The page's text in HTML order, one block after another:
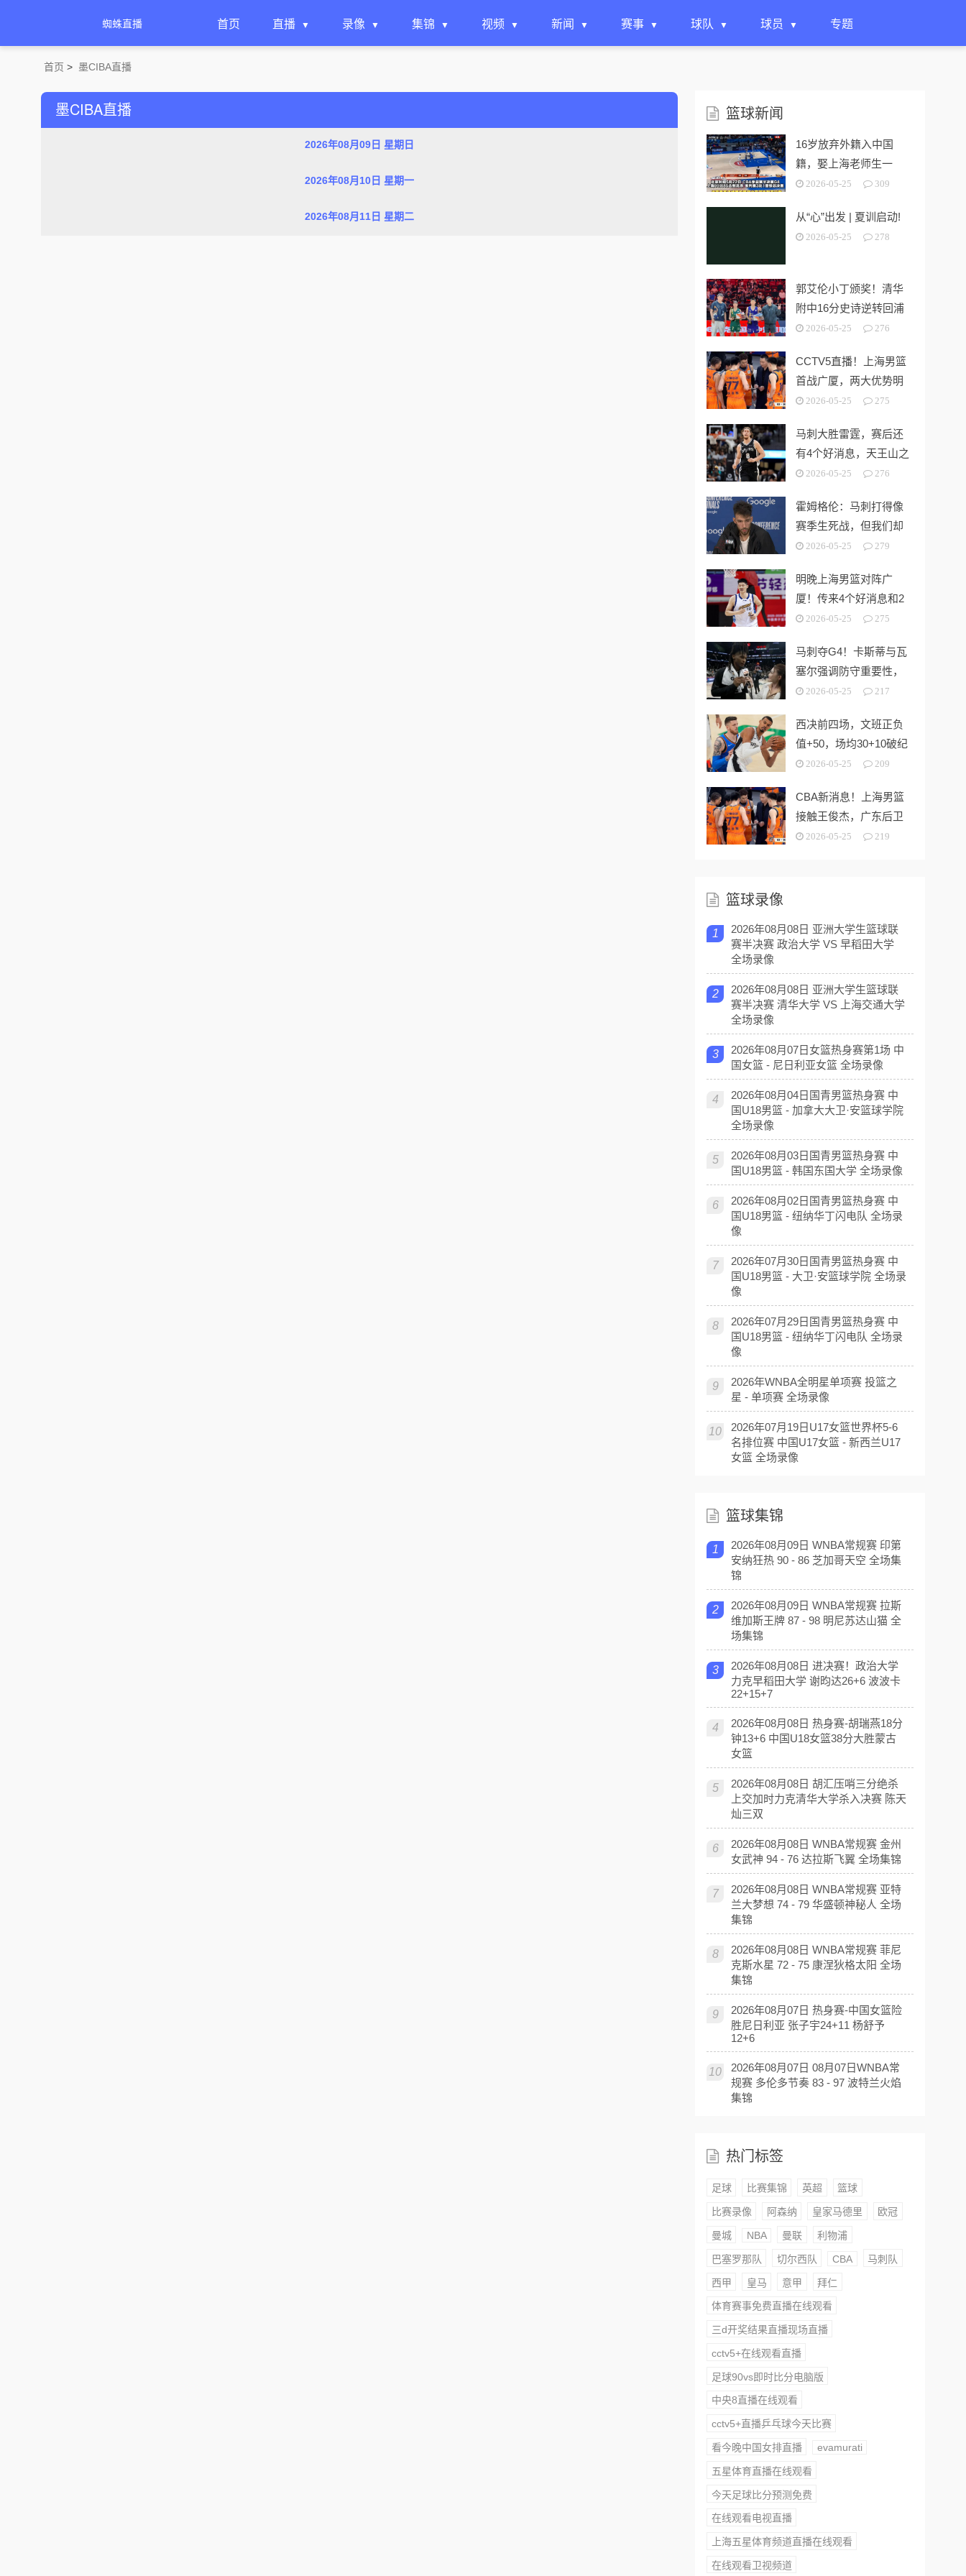
蜘蛛直播 首页 直播 录像 集锦 视频 新闻 赛事 球队 球员 专题
首页 > 墨CIBA直播
墨CIBA直播
2026年08月09日 星期日
2026年08月10日 星期一
2026年08月11日 星期二
篮球新闻
16岁放弃外籍入中国
籍，娶上海老师生一
女，24岁帮上海男篮进
2026-05-25 309
从“心”出发 | 夏训启动!
2026-05-25 278
郭艾伦小丁颁奖！清华
附中16分史诗逆转回浦
中学 时隔5年夺第15冠
2026-05-25 276
CCTV5直播！上海男篮
首战广厦，两大优势明
显，孙铭徽带伤出战！
2026-05-25 275
马刺大胜雷霆，赛后还
有4个好消息，天王山之
战奥利尼克要来了
2026-05-25 276
霍姆格伦：马刺打得像
赛季生死战，但我们却
没找到赢球的办法
2026-05-25 279
明晚上海男篮对阵广
厦！传来4个好消息和2
个坏消息，能拿下开门
2026-05-25 275
马刺夺G4！卡斯蒂与瓦
塞尔强调防守重要性，
福克斯回应伤势！
2026-05-25 217
西决前四场，文班正负
值+50，场均30+10破纪
录，可亚历山大呢？
2026-05-25 209
CBA新消息！上海男篮
接触王俊杰，广东后卫
加盟福建 山西续约潘江
2026-05-25 219
篮球录像
1
2026年08月08日 亚洲大学生篮球联
赛半决赛 政治大学 VS 早稻田大学
全场录像
2
2026年08月08日 亚洲大学生篮球联
赛半决赛 清华大学 VS 上海交通大学
全场录像
3
2026年08月07日女篮热身赛第1场 中
国女篮 - 尼日利亚女篮 全场录像
4
2026年08月04日国青男篮热身赛 中
国U18男篮 - 加拿大大卫·安篮球学院
全场录像
5
2026年08月03日国青男篮热身赛 中
国U18男篮 - 韩国东国大学 全场录像
6
2026年08月02日国青男篮热身赛 中
国U18男篮 - 纽纳华丁闪电队 全场录
像
7
2026年07月30日国青男篮热身赛 中
国U18男篮 - 大卫·安篮球学院 全场录
像
8
2026年07月29日国青男篮热身赛 中
国U18男篮 - 纽纳华丁闪电队 全场录
像
9
2026年WNBA全明星单项赛 投篮之
星 - 单项赛 全场录像
10
2026年07月19日U17女篮世界杯5-6
名排位赛 中国U17女篮 - 新西兰U17
女篮 全场录像
篮球集锦
1
2026年08月09日 WNBA常规赛 印第
安纳狂热 90 - 86 芝加哥天空 全场集
锦
2
2026年08月09日 WNBA常规赛 拉斯
维加斯王牌 87 - 98 明尼苏达山猫 全
场集锦
3
2026年08月08日 进决赛！政治大学
力克早稻田大学 谢昀达26+6 波波卡
22+15+7
4
2026年08月08日 热身赛-胡瑞燕18分
钟13+6 中国U18女篮38分大胜蒙古
女篮
5
2026年08月08日 胡汇压哨三分绝杀
上交加时力克清华大学杀入决赛 陈天
灿三双
6
2026年08月08日 WNBA常规赛 金州
女武神 94 - 76 达拉斯飞翼 全场集锦
7
2026年08月08日 WNBA常规赛 亚特
兰大梦想 74 - 79 华盛顿神秘人 全场
集锦
8
2026年08月08日 WNBA常规赛 菲尼
克斯水星 72 - 75 康涅狄格太阳 全场
集锦
9
2026年08月07日 热身赛-中国女篮险
胜尼日利亚 张子宇24+11 杨舒予
12+6
10
2026年08月07日 08月07日WNBA常
规赛 多伦多节奏 83 - 97 波特兰火焰
集锦
热门标签
足球 比赛集锦 英超 篮球
比赛录像 阿森纳 皇家马德里 欧冠
曼城 NBA 曼联 利物浦
巴塞罗那队 切尔西队 CBA 马刺队
西甲 皇马 意甲 拜仁
体育赛事免费直播在线观看
三d开奖结果直播现场直播
cctv5+在线观看直播
足球90vs即时比分电脑版
中央8直播在线观看
cctv5+直播乒乓球今天比赛
看今晚中国女排直播 evamurati
五星体育直播在线观看
今天足球比分预测免费
在线观看电视直播
上海五星体育频道直播在线观看
在线观看卫视频道